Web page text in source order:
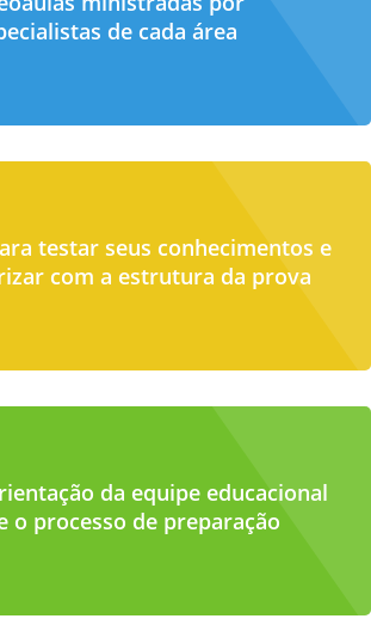
de cada área
testar seus conhecimentos e
com a estrutura da prova
da equipe educacional
o processo de preparação